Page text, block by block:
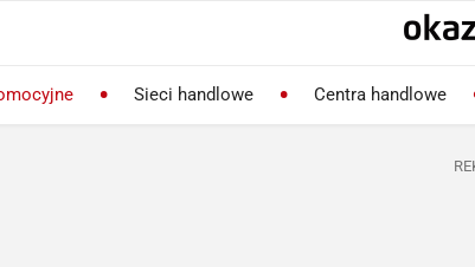
Sieci handlowe Centra handlowe